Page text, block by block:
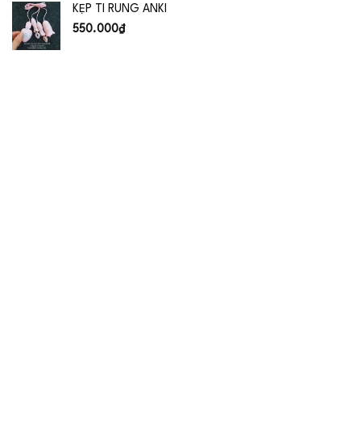
1.750.000₫.
KẸP TI RUNG ANKI
550.000₫